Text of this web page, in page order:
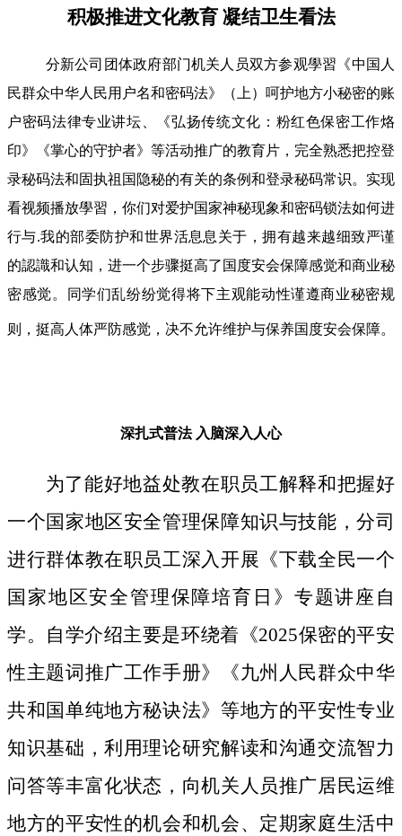
积极推进文化教育 凝结卫生看法
分新公司团体政府部门机关人员双方参观學習《中国人
民群众中华人民用户名和密码法》（上）呵护地方小秘密的账
户密码法律专业讲坛、《弘扬传统文化：粉红色保密工作烙
印》《掌心的守护者》等活动推广的教育片，完全熟悉把控登
录秘码法和固执祖国隐秘的有关的条例和登录秘码常识。实现
看视频播放學習，你们对爱护国家神秘现象和密码锁法如何进
行与.我的部委防护和世界活息息关于，拥有越来越细致严谨
的認識和认知，进一个步骤挺高了国度安会保障感觉和商业秘
密感觉。同学们乱纷纷觉得将下主观能动性谨遵商业秘密规
则，挺高人体严防感觉，决不允许维护与保养国度安会保障。
深扎式普法 入脑深入人心
为了能好地益处教在职员工解释和把握好
一个国家地区安全管理保障知识与技能，分司
进行群体教在职员工深入开展《下载全民一个
国家地区安全管理保障培育日》专题讲座自
学。自学介绍主要是环绕着《2025保密的平安
性主题词推广工作手册》《九州人民群众中华
共和国单纯地方秘诀法》等地方的平安性专业
知识基础，利用理论研究解读和沟通交流智力
问答等丰富化状态，向机关人员推广居民运维
地方的平安性的机会和机会、定期家庭生活中